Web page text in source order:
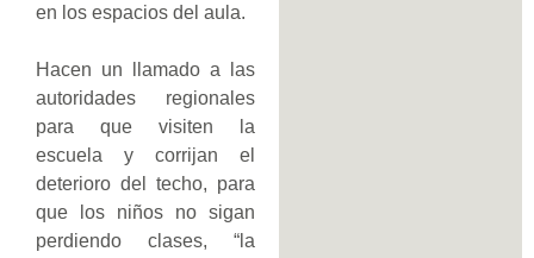
en los espacios del aula.
Hacen un llamado a las
autoridades regionales
para que visiten la
escuela y corrijan el
deterioro del techo, para
que los niños no sigan
perdiendo clases, “la